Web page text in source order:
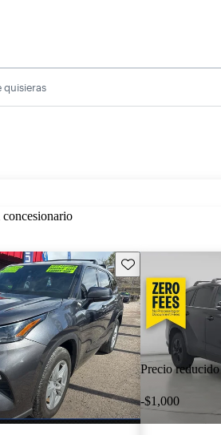
quisieras
Guarda este Aviso
Precio reducido
-$1,000